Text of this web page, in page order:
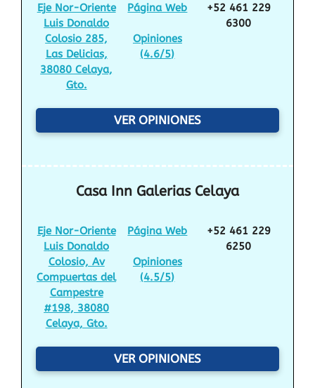
Eje Nor-Oriente
Luis Donaldo
Colosio 285,
Las Delicias,
38080 Celaya,
Gto.
Página Web
Opiniones
(4.6/5)
+52 461 229
6300
VER OPINIONES
Casa Inn Galerias Celaya
Eje Nor-Oriente
Luis Donaldo
Colosio, Av
Compuertas del
Campestre
#198, 38080
Celaya, Gto.
Página Web
Opiniones
(4.5/5)
+52 461 229
6250
VER OPINIONES